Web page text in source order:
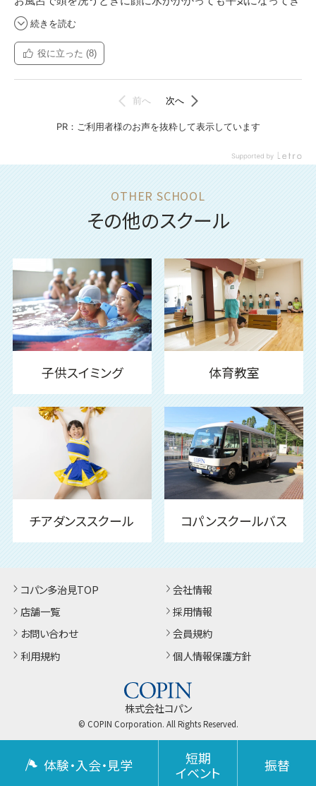
その他のスクール
子供スイミング 体育教室
チアダンススクール コパンスクールバス
コパン多治見TOP
店舗一覧
お問い合わせ
利用規約
会社情報
採用情報
会員規約
個人情報保護方針
株式会社コパン
© COPIN Corporation. All Rights Reserved.
体験・入会・見学
短期
イベント
振替